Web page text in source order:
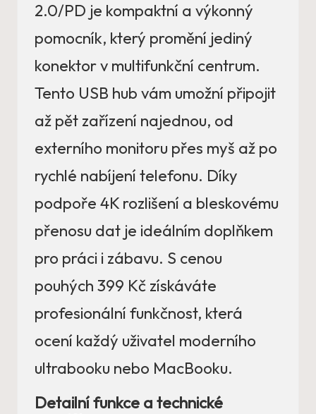
2.0/PD je kompaktní a výkonný
pomocník, který promění jediný
konektor v multifunkční centrum.
Tento USB hub vám umožní připojit
až pět zařízení najednou, od
externího monitoru přes myš až po
rychlé nabíjení telefonu. Díky
podpoře 4K rozlišení a bleskovému
přenosu dat je ideálním doplňkem
pro práci i zábavu. S cenou
pouhých 399 Kč získáváte
profesionální funkčnost, která
ocení každý uživatel moderního
ultrabooku nebo MacBooku.
Detailní funkce a technické